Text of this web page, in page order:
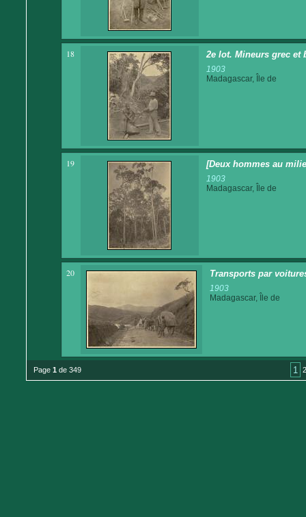
18 2e lot. Mineurs grec et
1903
Madagascar, Île de
19 [Deux hommes au
1903
Madagascar, Île de
20 Transports par
1903
Madagascar, Île de
Page 1 de 349 1 2